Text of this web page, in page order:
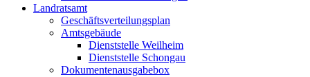
Landratsamt
Geschäftsverteilungsplan
Amtsgebäude
Dienststelle Weilheim
Dienststelle Schongau
Dokumentenausgabebox